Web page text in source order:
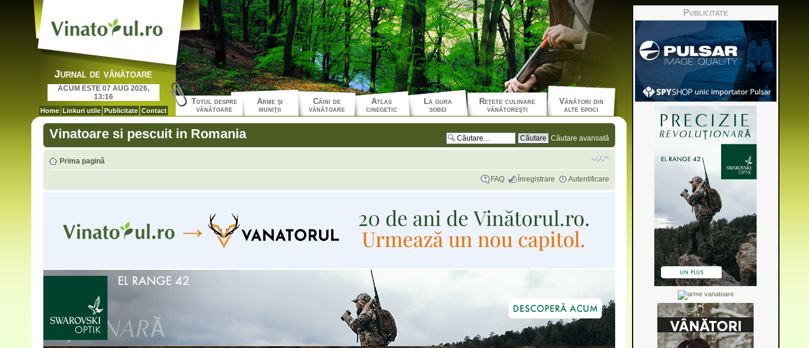
Jurnal de vânătoare
ACUM ESTE 07 AUG 2026,
13:16
Home Linkuri utile Publicitate Contact
Totul despre
vânătoare
Arme şi
muniţii
Câini de
vânătoare
Atlas
cinegetic
La gura
sobei
Reţete culinare
vânătoreşti
Vânători din
alte epoci
Vinatoare si pescuit in Romania Căutare avansată
Prima pagină
FAQ Înregistrare Autentificare
Publicitate